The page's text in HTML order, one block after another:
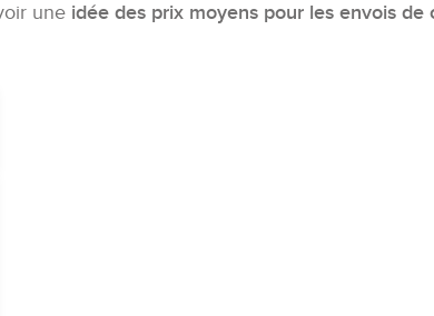
une idée des prix moyens pour les envois